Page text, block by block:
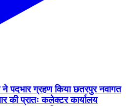
पदभार ग्रहण किया छतरपुर नवागत
की प्रातः कलेक्टर कार्यालय